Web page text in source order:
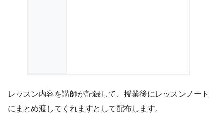
レッスン内容を講師が記録して、授業後にレッスンノート
にまとめ渡してくれますとして配布します。